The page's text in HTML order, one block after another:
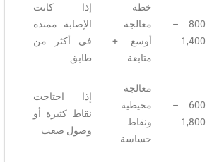
800 –
1,400
خطة
معالجة
أوسع +
متابعة
إذا كانت
الإصابة ممتدة
في أكثر من
طابق
600 –
1,800
معالجة
محيطية
ونقاط
حساسة
إذا احتاجت
نقاط كثيرة أو
وصول صعب